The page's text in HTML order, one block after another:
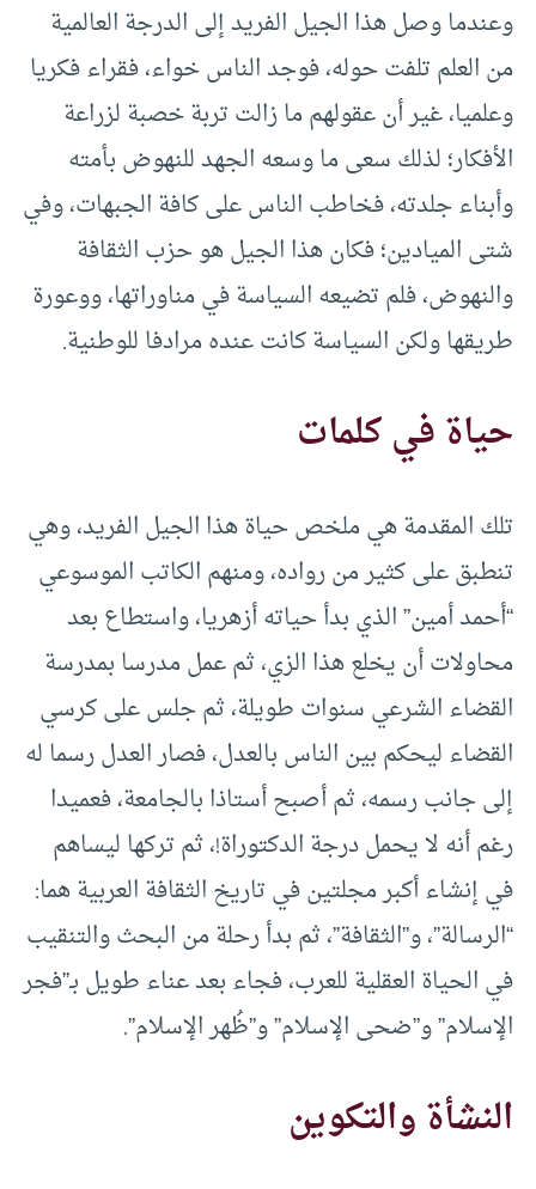
وعندما وصل هذا الجيل الفريد إلى الدرجة العالمية
من العلم تلفت حوله، فوجد الناس خواء، فقراء فكريا
وعلميا، غير أن عقولهم ما زالت تربة خصبة لزراعة
الأفكار؛ لذلك سعى ما وسعه الجهد للنهوض بأمته
وأبناء جلدته، فخاطب الناس على كافة الجبهات، وفي
شتى الميادين؛ فكان هذا الجيل هو حزب الثقافة
والنهوض، فلم تضيعه السياسة في مناوراتها، ووعورة
طريقها ولكن السياسة كانت عنده مرادفا للوطنية.
حياة في كلمات
تلك المقدمة هي ملخص حياة هذا الجيل الفريد، وهي
تنطبق على كثير من رواده، ومنهم الكاتب الموسوعي
“أحمد أمين” الذي بدأ حياته أزهريا، واستطاع بعد
محاولات أن يخلع هذا الزي، ثم عمل مدرسا بمدرسة
القضاء الشرعي سنوات طويلة، ثم جلس على كرسي
القضاء ليحكم بين الناس بالعدل، فصار العدل رسما له
إلى جانب رسمه، ثم أصبح أستاذا بالجامعة، فعميدا
رغم أنه لا يحمل درجة الدكتوراة!، ثم تركها ليساهم
في إنشاء أكبر مجلتين في تاريخ الثقافة العربية هما:
“الرسالة”، و”الثقافة”، ثم بدأ رحلة من البحث والتنقيب
في الحياة العقلية للعرب، فجاء بعد عناء طويل بـ”فجر
الإسلام” و”ضحى الإسلام” و”ظُهر الإسلام”.
النشأة والتكوين